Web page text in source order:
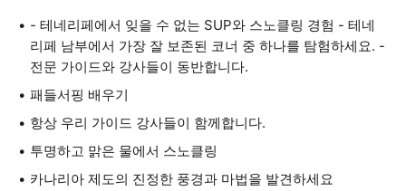
- 테네리페에서 잊을 수 없는 SUP와 스노클링 경험 - 테네
리페 남부에서 가장 잘 보존된 코너 중 하나를 탐험하세요. -
전문 가이드와 강사들이 동반합니다.
패들서핑 배우기
항상 우리 가이드 강사들이 함께합니다.
투명하고 맑은 물에서 스노클링
카나리아 제도의 진정한 풍경과 마법을 발견하세요